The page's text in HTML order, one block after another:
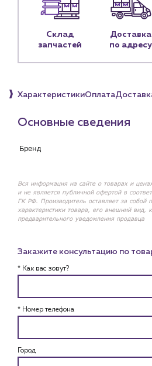
sales@profpotok.ru
г. Краснодар, ул.
Склад
запчастей
Доставка
по адресу
ХарактеристикиОплата
Основные сведения
Бренд
Вся информация на сайте о товарах и
и не является публичной офертой в
ГК РФ. Производитель оставляет за собой
характеристики товара, его внешний вид,
предварительного уведомления продавца
Закажите консультацию по
* Как вас зовут?
* Номер телефона
Город